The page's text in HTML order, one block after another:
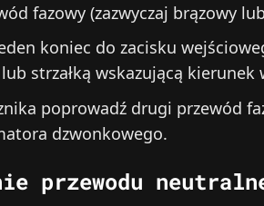
fazowy (zazwyczaj brązowy
koniec do zacisku
lub strzałką wskazującą kierunek
poprowadź drugi przewód
dzwonkowego.
przewodu